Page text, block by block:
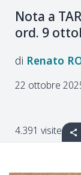
Nota a
ord. 9
Renato
22 ottobre
4.391 visite